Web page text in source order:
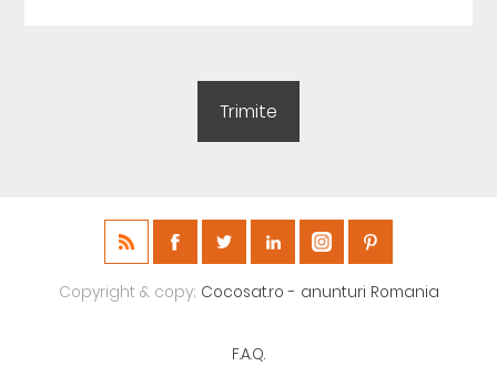
Copyright & copy; Cocosat.ro - anunturi Romania
F.A.Q.